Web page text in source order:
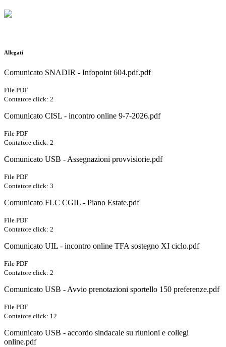
Allegati
Comunicato SNADIR - Infopoint 604.pdf.pdf
File PDF
Contatore click: 2
Comunicato CISL - incontro online 9-7-2026.pdf
File PDF
Contatore click: 2
Comunicato USB - Assegnazioni provvisiorie.pdf
File PDF
Contatore click: 3
Comunicato FLC CGIL - Piano Estate.pdf
File PDF
Contatore click: 2
Comunicato UIL - incontro online TFA sostegno XI ciclo.pdf
File PDF
Contatore click: 2
Comunicato USB - Avvio prenotazioni sportello 150 preferenze.pdf
File PDF
Contatore click: 12
Comunicato USB - accordo sindacale su riunioni e collegi
online.pdf